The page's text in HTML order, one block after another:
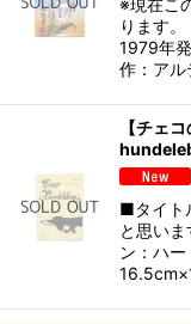
※現在こ
ります
1979年
作：ア
【チェ
■タイト
と思い
ン：ハ